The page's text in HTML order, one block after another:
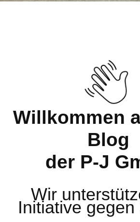
Willkommen
Blog
der P-J
Wir
Initiative gegen